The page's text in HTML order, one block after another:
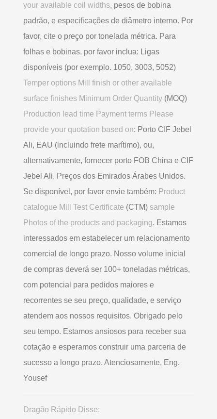
your available coil widths, pesos de bobina
padrão, e especificações de diâmetro interno. Por
favor, cite o preço por tonelada métrica. Para
folhas e bobinas, por favor inclua: Ligas
disponíveis (por exemplo. 1050, 3003, 5052)
Temper options Mill finish or other available
surface finishes Minimum Order Quantity (MOQ)
Production lead time Payment terms Please
provide your quotation based on: Porto CIF Jebel
Ali, EAU (incluindo frete marítimo), ou,
alternativamente, fornecer porto FOB China e CIF
Jebel Ali, Preços dos Emirados Árabes Unidos.
Se disponível, por favor envie também: Product
catalogue Mill Test Certificate (CTM) sample
Photos of the products and packaging. Estamos
interessados ​​em estabelecer um relacionamento
comercial de longo prazo. Nosso volume inicial
de compras deverá ser 100+ toneladas métricas,
com potencial para pedidos maiores e
recorrentes se seu preço, qualidade, e serviço
atendem aos nossos requisitos. Obrigado pelo
seu tempo. Estamos ansiosos para receber sua
cotação e esperamos construir uma parceria de
sucesso a longo prazo. Atenciosamente, Eng.
Yousef
Dragão Rápido Disse: